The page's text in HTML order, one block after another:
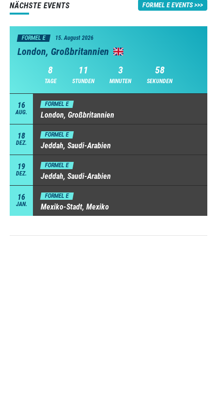
NÄCHSTE EVENTS FORMEL E EVENTS
FORMEL E 15. August 2026
London, Großbritannien
8
TAGE
11
STUNDEN
3
MINUTEN
58
SEKUNDEN
16
AUG.
FORMEL E
London, Großbritannien
18
DEZ.
FORMEL E
Jeddah, Saudi-Arabien
19
DEZ.
FORMEL E
Jeddah, Saudi-Arabien
16
JAN.
FORMEL E
Mexiko-Stadt, Mexiko